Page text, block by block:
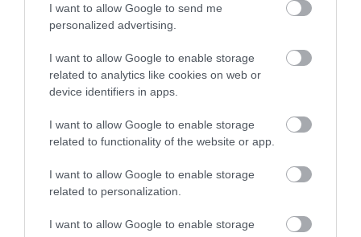
I want to allow Google to send me
personalized advertising.
I want to allow Google to enable storage
related to analytics like cookies on web or
device identifiers in apps.
I want to allow Google to enable storage
related to functionality of the website or app.
I want to allow Google to enable storage
related to personalization.
I want to allow Google to enable storage